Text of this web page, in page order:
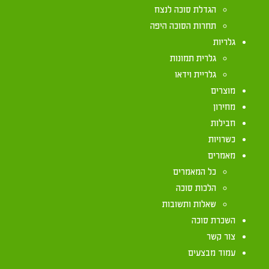
הגדלת סוכה לנצח
תחרות הסוכה היפה
גלריות
גלרית תמונות
גלריית וידאו
מוצרים
מחירון
חבילות
כשרויות
מאמרים
כל המאמרים
הלכות סוכה
שאלות ותשובות
השכרת סוכה
צור קשר
עמוד מבצעים